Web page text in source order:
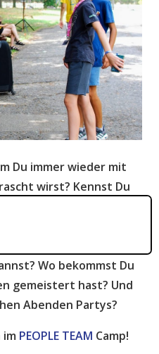
Du immer wieder mit
wirst? Kennst Du
auf einem Animal
wo Du in deiner
oder das
Wo bekommst Du
gemeistert hast? Und
Abenden Partys?
PEOPLE TEAM Camp!